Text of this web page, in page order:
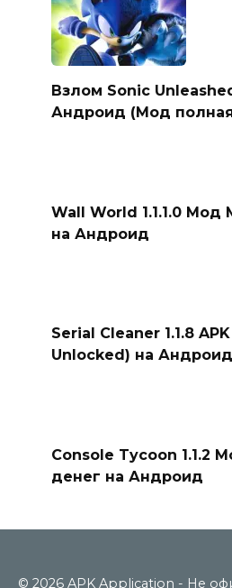
Взлом Sonic
Андроид (Мод
Wall World 1.1.1.0 Мод
на Андроид
Serial Cleaner 1.1.8
Unlocked) на Андроид
Console Tycoon 1.1.2
денег на Андроид
© 2026 APK Application - Не